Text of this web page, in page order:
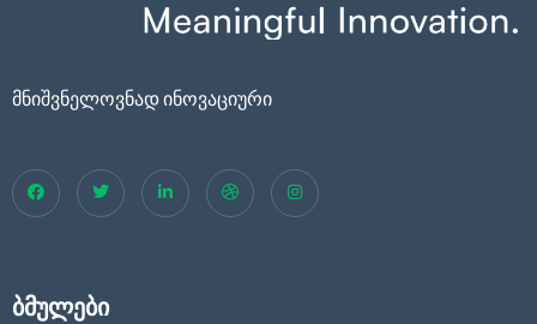
LED ლენტები წითელი 24V
LED ლენტის კვების ბლოკი 24V
მნიშვნელოვნად ინოვაციური
ბმულები